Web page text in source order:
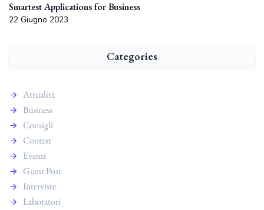
Smartest Applications for Business
22 Giugno 2023
Categories
Attualità
Business
Consigli
Contest
Eventi
Guest Post
Interviste
Laboratori